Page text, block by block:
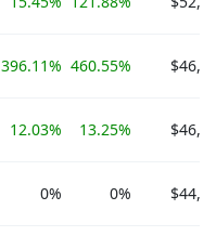
396.11% 460.55%
12.03% 13.25%
0% 0%